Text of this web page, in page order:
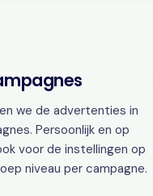
we de advertenties in
Persoonlijk en op
voor de instellingen op
niveau per campagne.